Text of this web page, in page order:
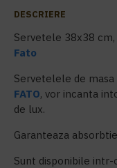
DESCRIERE
Servetele 38x38
Fato
Servetelele de
FATO, vor incanta
de lux.
Garanteaza
Sunt disponibile